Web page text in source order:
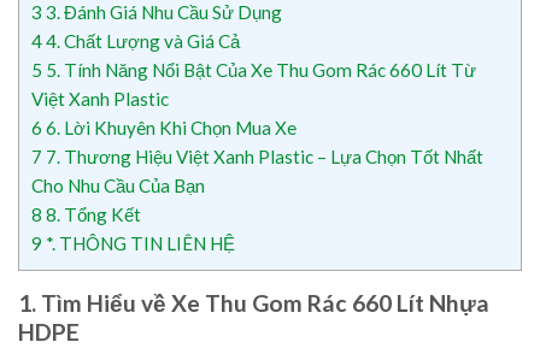
3 3. Đánh Giá Nhu Cầu Sử Dụng
44. Chất Lượng và Giá Cả
5 5. Tính Năng Nổi Bật Của Xe Thu Gom Rác 660 Lít Từ
Việt Xanh Plastic
6 6. Lời Khuyên Khi Chọn Mua Xe
7 7. Thương Hiệu Việt Xanh Plastic – Lựa Chọn Tốt Nhất
Cho Nhu Cầu Của Bạn
8 8. Tổng Kết
9 *. THÔNG TIN LIÊN HỆ
1. Tìm Hiểu về Xe Thu Gom Rác 660 Lít Nhựa
HDPE